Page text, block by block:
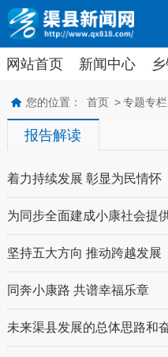
网站首页 新闻中心
您的位置： 首页 > 专题专栏
报告解读
着力持续发展 彰显为民情怀
为同步全面建成小康社会提
坚持五大方向 推动跨越发展
同奔小康路 共谱幸福乐章
未来渠县发展的总体思路和